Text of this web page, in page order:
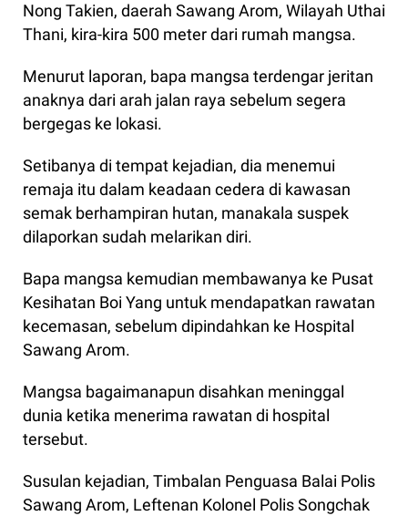
Nong Takien, daerah Sawang Arom, Wilayah Uthai
Thani, kira-kira 500 meter dari rumah mangsa.
Menurut laporan, bapa mangsa terdengar jeritan
anaknya dari arah jalan raya sebelum segera
bergegas ke lokasi.
Setibanya di tempat kejadian, dia menemui
remaja itu dalam keadaan cedera di kawasan
semak berhampiran hutan, manakala suspek
dilaporkan sudah melarikan diri.
Bapa mangsa kemudian membawanya ke Pusat
Kesihatan Boi Yang untuk mendapatkan rawatan
kecemasan, sebelum dipindahkan ke Hospital
Sawang Arom.
Mangsa bagaimanapun disahkan meninggal
dunia ketika menerima rawatan di hospital
tersebut.
Susulan kejadian, Timbalan Penguasa Balai Polis
Sawang Arom, Leftenan Kolonel Polis Songchak